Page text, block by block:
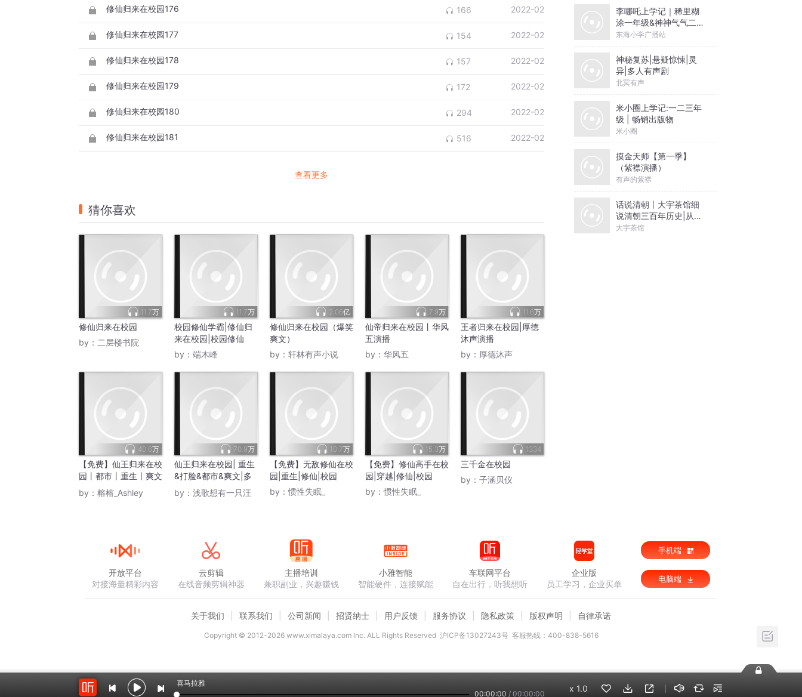
修仙归来在校园176 166 2022-02
修仙归来在校园177 154 2022-02
修仙归来在校园178 157 2022-02
修仙归来在校园179 172 2022-02
修仙归来在校园180 294 2022-02
修仙归来在校园181 516 2022-02
查看更多
猜你喜欢
11.7万
修仙归来在校园
by： 二层楼书院
11.7万
校园修仙学霸|修仙归
来在校园|校园修仙
by： 端木峰
2.06亿
修仙归来在校园（爆笑
爽文）
by： 轩林有声小说
7.9万
仙帝归来在校园丨华风
五演播
by： 华风五
11.6万
王者归来在校园|厚德
沐声演播
by： 厚德沐声
40.6万
【免费】仙王归来在校
园丨都市丨重生丨爽文
丨AI多播
by： 榕榕_Ashley
70.9万
仙王归来在校园| 重生
&打脸&都市&爽文|多
人有声剧
by： 浅歌想有一只汪
10.7万
【免费】无敌修仙在校
园|重生|修仙|校园
by：惯性失眠_
15.3万
【免费】修仙高手在校
园|穿越|修仙|校园
by：惯性失眠_
1334
三千金在校园
by： 子涵贝仪
李哪吒上学记｜稀里糊
涂一年级&神神气气二年
级
东海小学广播站
神秘复苏|悬疑惊悚|灵
异|多人有声剧
北冥有声
米小圈上学记:一二三年
级 | 畅销出版物
米小圈
摸金天师【第一季】
（紫襟演播）
有声的紫襟
话说清朝丨大宇茶馆细
说清朝三百年历史|从努
尔哈赤到末代皇帝溥仪|
大宇茶馆
喜马拉雅
00:00:00 / 00:00:00
x 1.0
开放平台
对接海量精彩内容
云剪辑
在线音频剪辑神器
主播培训
兼职副业，兴趣赚钱
小雅智能
智能硬件，连接赋能
车联网平台
自在出行，听我想听
企业版
员工学习，企业买单
手机端
电脑端
关于我们 联系我们 公司新闻 招贤纳士 用户反馈 服务协议 隐私政策 版权声明 自律承诺
Copyright © 2012-2026www.ximalaya.com lnc. ALL Rights Reserved 沪ICP备13027243号 客服热线：400-838-5616